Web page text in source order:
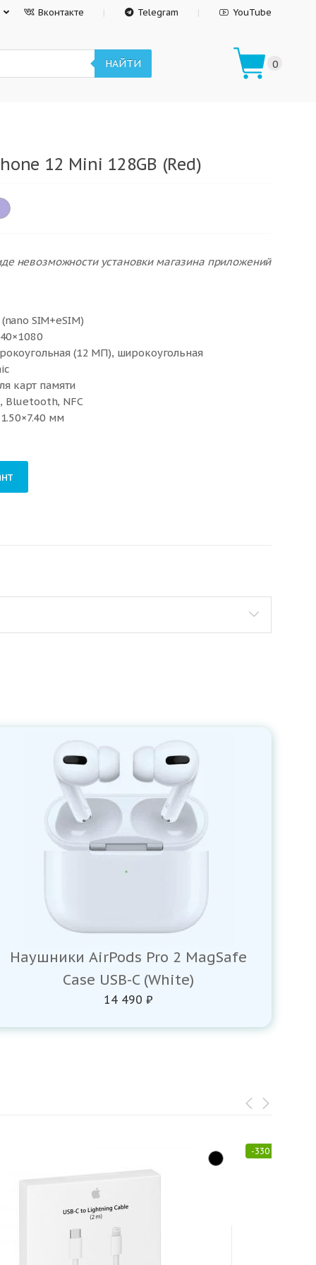
Вконтакте Telegram YouTube
НАЙТИ 0
12 Mini 128GB (Red)
невозможности установки магазина приложений
SIM+eSIM)
(12 МП), широкоугольная
карт памяти
Bluetooth, NFC
мм
Наушники AirPods Pro 2 MagSafe
Case USB-C (White)
14 490 ₽
-330